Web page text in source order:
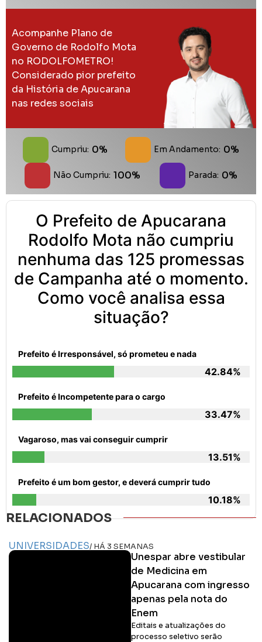
Acompanhe Plano de
Governo de Rodolfo Mota
no RODOLFOMETRO!
Considerado pior prefeito
da História de Apucarana
nas redes sociais
Cumpriu: 0% Em Andamento: 0%
Não Cumpriu: 100% Parada: 0%
O Prefeito de Apucarana
Rodolfo Mota não cumpriu
nenhuma das 125 promessas
de Campanha até o momento.
Como você analisa essa
situação?
Prefeito é Irresponsável, só prometeu e nada
42.84%
Prefeito é Incompetente para o cargo
33.47%
Vagaroso, mas vai conseguir cumprir
13.51%
Prefeito é um bom gestor, e deverá cumprir tudo
10.18%
RELACIONADOS
UNIVERSIDADES/ HÁ 3 SEMANAS
Unespar abre vestibular
de Medicina em
Apucarana com ingresso
apenas pela nota do
Enem
Editais e atualizações do
processo seletivo serão